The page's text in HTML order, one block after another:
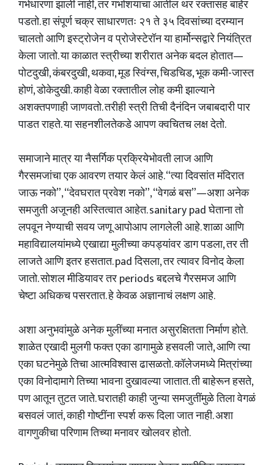
गर्भधारणा झाली नाही, तर गर्भाशयाचा आतील थर रक्तासह बाहेर
पडतो. हा संपूर्ण चक्र साधारणतः २१ ते ३५ दिवसांच्या दरम्यान
चालतो आणि इस्ट्रोजेन व प्रोजेस्टेरॉन या हार्मोन्सद्वारे नियंत्रित
केला जातो. या काळात स्त्रीच्या शरीरात अनेक बदल होतात—
पोटदुखी, कंबरदुखी, थकवा, मूड स्विंग्स, चिडचिड, भूक कमी-जास्त
होणं, डोकेदुखी. काही वेळा रक्तातील लोह कमी झाल्याने
अशक्तपणाही जाणवतो. तरीही स्त्री तिची दैनंदिन जबाबदारी पार
पाडत राहते. या सहनशीलतेकडे आपण क्वचितच लक्ष देतो.
समाजाने मात्र या नैसर्गिक प्रक्रियेभोवती लाज आणि
गैरसमजांचा एक आवरण तयार केलं आहे. “त्या दिवसांत मंदिरात
जाऊ नको”, “देवघरात प्रवेश नको”, “वेगळं बस”—अशा अनेक
समजुती अजूनही अस्तित्वात आहेत. sanitary pad घेताना तो
लपवून नेण्याची सवय जणू आपोआप लागलेली आहे. शाळा आणि
महाविद्यालयांमध्ये एखाद्या मुलीच्या कपड्यांवर डाग पडला, तर ती
लाजते आणि इतर हसतात. pad दिसला, तर त्यावर विनोद केला
जातो. सोशल मीडियावर तर periods बद्दलचे गैरसमज आणि
चेष्टा अधिकच पसरतात. हे केवळ अज्ञानाचं लक्षण आहे.
अशा अनुभवांमुळे अनेक मुलींच्या मनात असुरक्षितता निर्माण होते.
शाळेत एखादी मुलगी फक्त एका डागामुळे हसवली जाते, आणि त्या
एका घटनेमुळे तिचा आत्मविश्वास ढासळतो. कॉलेजमध्ये मित्रांच्या
एका विनोदामागे तिच्या भावना दुखावल्या जातात. ती बाहेरून हसते,
पण आतून तुटत जाते. घरातही काही जुन्या समजुतींमुळे तिला वेगळं
बसवलं जातं, काही गोष्टींना स्पर्श करू दिला जात नाही. अशा
वागणुकीचा परिणाम तिच्या मनावर खोलवर होतो.